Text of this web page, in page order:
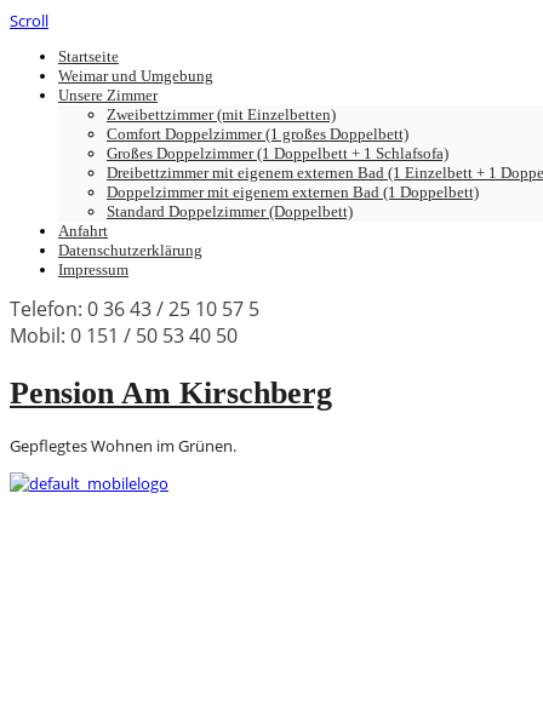
Scroll
Startseite
Weimar und Umgebung
Unsere Zimmer
Zweibettzimmer (mit Einzelbetten)
Comfort Doppelzimmer (1 großes Doppelbett)
Großes Doppelzimmer (1 Doppelbett + 1 Schlafsofa)
Dreibettzimmer mit eigenem externen Bad (1 Einzelbett + 1
Doppelzimmer mit eigenem externen Bad (1 Doppelbett)
Standard Doppelzimmer (Doppelbett)
Anfahrt
Datenschutzerklärung
Impressum
Telefon: 0 36 43 / 25 10 57 5
Mobil: 0 151 / 50 53 40 50
Pension Am Kirschberg
Gepflegtes Wohnen im Grünen.